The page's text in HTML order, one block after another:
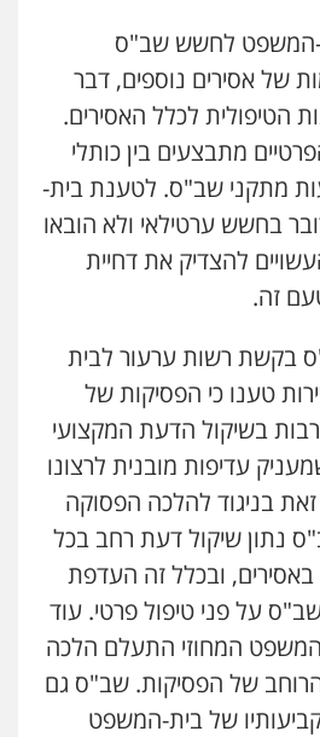
המשפט לחשש שב"ס
של אסירים נוספים, דבר
הטיפולית לכלל האסירים.
מתבצעים בין כותלי
מתקני שב"ס. לטענת בית-
בחשש ערטילאי ולא הובאו
להצדיק את דחיית
זה.
בקשת רשות ערעור לבית
טענו כי הפסיקות של
בשיקול הדעת המקצועי
עדיפות מובנית לרצונו
בניגוד להלכה הפסוקה
נתון שיקול דעת רחב בכל
באסירים, ובכלל זה העדפת
על פני טיפול פרטי. עוד
המשפט המחוזי התעלם הלכה
של הפסיקות. שב"ס גם
של בית-המשפט